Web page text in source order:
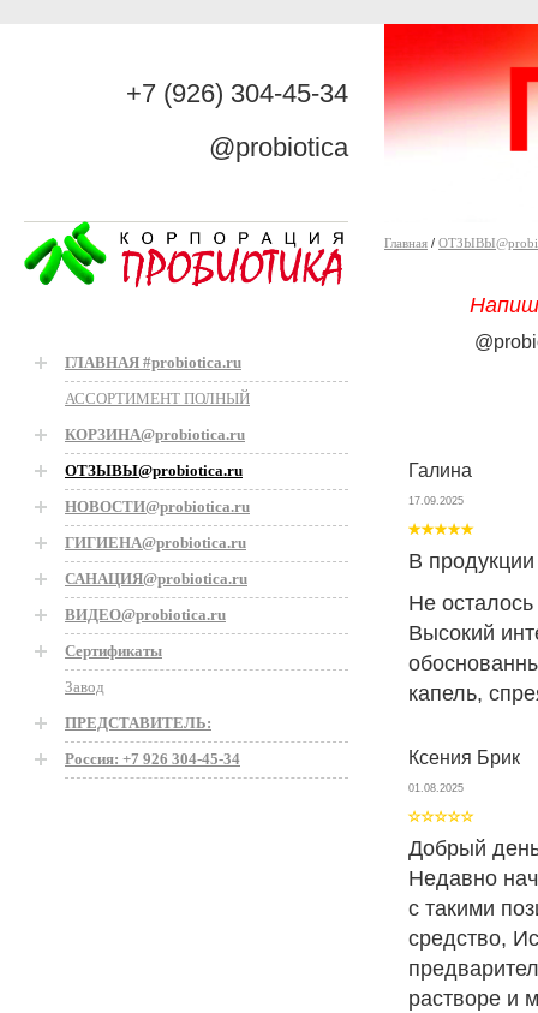
+7 (926) 304-45-34
@probiotica
ГЛАВНАЯ #probiotica.ru
АССОРТИМЕНТ ПОЛНЫЙ
КОРЗИНА@probiotica.ru
ОТЗЫВЫ@probiotica.ru
НОВОСТИ@probiotica.ru
ГИГИЕНА@probiotica.ru
САНАЦИЯ@probiotica.ru
ВИДЕО@probiotica.ru
Сертификаты
Завод
ПРЕДСТАВИТЕЛЬ:
Россия: +7 926 304-45-34
Главная /
Галина
17.09.2025
В
Не
Высокий
капель,
Ксения Брик
01.08.2025
Добрый
Недавно
с такими
средство,
растворе и